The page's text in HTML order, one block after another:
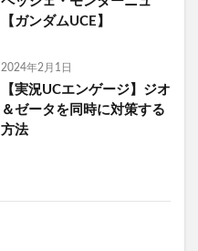
【ガンダムUCE】
2024年2月1日
【実況UCエンゲージ】ジオ
＆ゼータを同時に対策する
方法